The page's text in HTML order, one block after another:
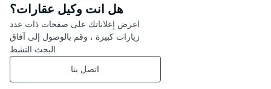
هل انت وكيل عقارات؟
اعرض إعلاناتك على صفحات ذات عدد
زيارات كبيرة ، وقم بالوصول إلى آفاق
البحث النشط
اتصل بنا